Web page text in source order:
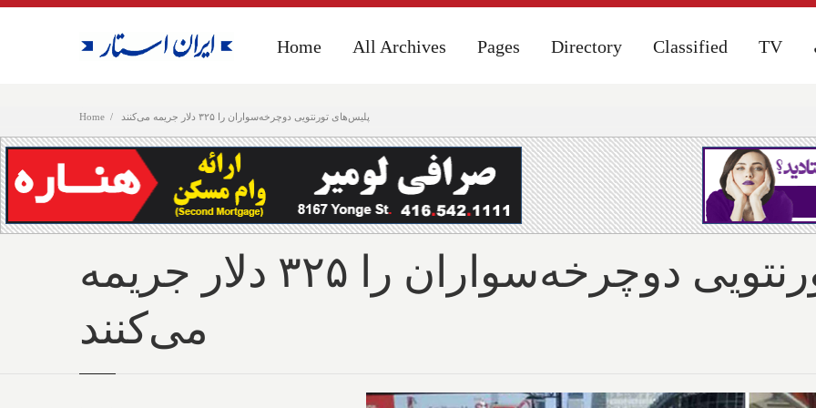
Home پلیس‌های تورنتویی دوچرخه‌سواران را ۳۲۵ دلار جریمه می‌کنند
Home All Archives Pages Directory Classified TV
Home All Archives Pages Directory Classified TV
پلیس‌های تورنتویی دوچرخه‌سواران را ۳۲۵ دلار جریمه
می‌کنند